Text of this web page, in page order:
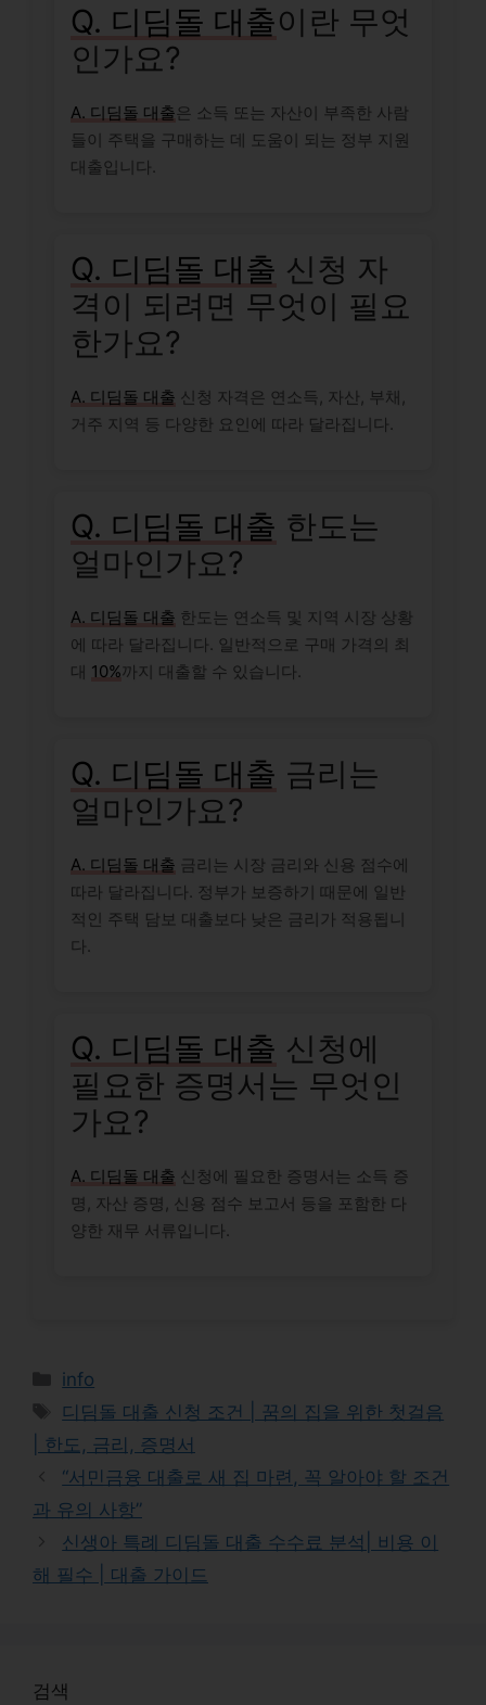
Q. 디딤돌 대출이란 무엇
인가요?
A. 디딤돌 대출은 소득 또는 자산이 부족한 사람
들이 주택을 구매하는 데 도움이 되는 정부 지원
대출입니다.
Q. 디딤돌 대출 신청 자
격이 되려면 무엇이 필요
한가요?
A. 디딤돌 대출 신청 자격은 연소득, 자산, 부채,
거주 지역 등 다양한 요인에 따라 달라집니다.
Q. 디딤돌 대출 한도는
얼마인가요?
A. 디딤돌 대출 한도는 연소득 및 지역 시장 상황
에 따라 달라집니다. 일반적으로 구매 가격의 최
대 10%까지 대출할 수 있습니다.
Q. 디딤돌 대출 금리는
얼마인가요?
A. 디딤돌 대출 금리는 시장 금리와 신용 점수에
따라 달라집니다. 정부가 보증하기 때문에 일반
적인 주택 담보 대출보다 낮은 금리가 적용됩니
다.
Q. 디딤돌 대출 신청에
필요한 증명서는 무엇인
가요?
A. 디딤돌 대출 신청에 필요한 증명서는 소득 증
명, 자산 증명, 신용 점수 보고서 등을 포함한 다
양한 재무 서류입니다.
Categories
info
Tags
디딤돌 대출 신청 조건 | 꿈의 집을 위한 첫걸음
| 한도, 금리, 증명서
“서민금융 대출로 새 집 마련, 꼭 알아야 할 조건
과 유의 사항”
신생아 특례 디딤돌 대출 수수료 분석| 비용 이
해 필수 | 대출 가이드
검색